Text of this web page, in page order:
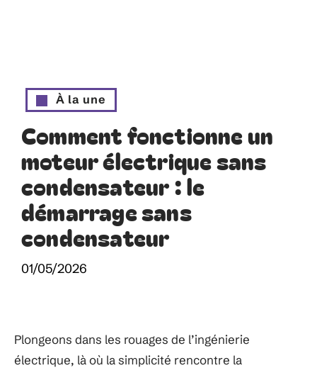
À la une
Comment fonctionne un
moteur électrique sans
condensateur : le
démarrage sans
condensateur
01/05/2026
Plongeons dans les rouages de l’ingénierie
électrique, là où la simplicité rencontre la